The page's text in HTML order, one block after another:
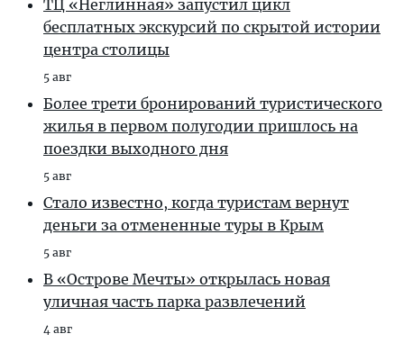
ТЦ «Неглинная» запустил цикл
бесплатных экскурсий по скрытой истории
центра столицы
5 авг
Более трети бронирований туристического
жилья в первом полугодии пришлось на
поездки выходного дня
5 авг
Стало известно, когда туристам вернут
деньги за отмененные туры в Крым
5 авг
В «Острове Мечты» открылась новая
уличная часть парка развлечений
4 авг